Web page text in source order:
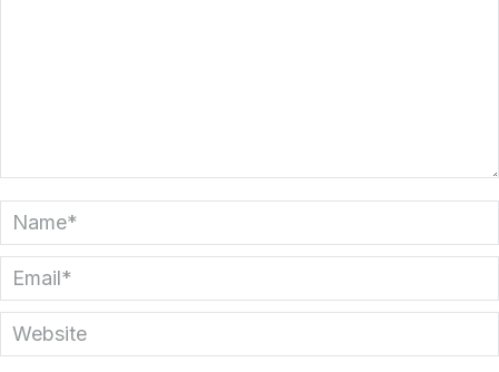
Name *
Email *
Website